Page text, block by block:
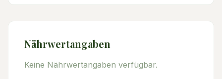
Nährwertangaben
Keine Nährwertangaben verfügbar.